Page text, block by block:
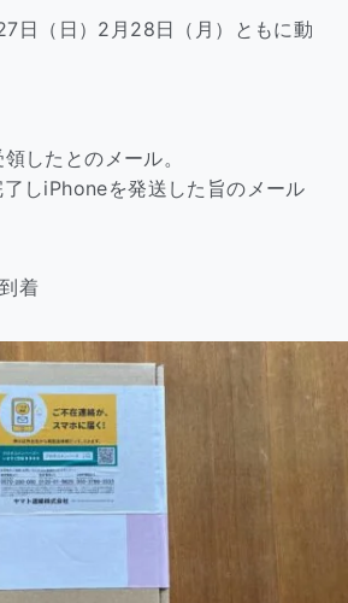
日（日）2月28日（月）ともに動
したとのメール。
しiPhoneを発送した旨のメール
着